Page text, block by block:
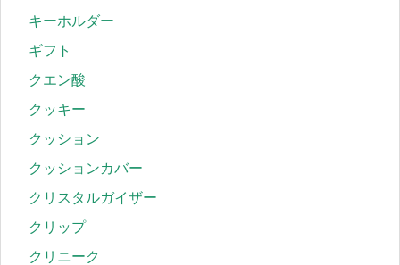
キーホルダー
ギフト
クエン酸
クッキー
クッション
クッションカバー
クリスタルガイザー
クリップ
クリニーク